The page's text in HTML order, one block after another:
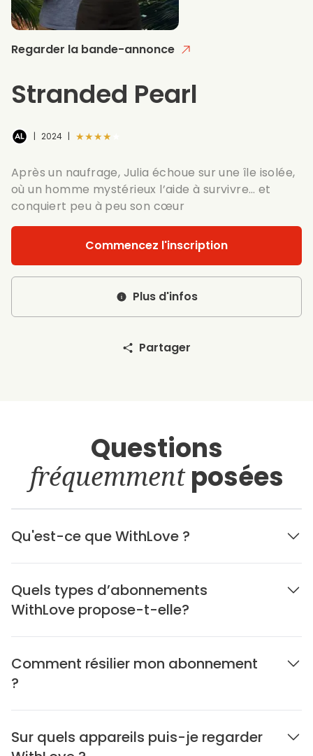
Regarder la bande-annonce
Stranded Pearl
| 2024 | ★★★★★
Après un naufrage, Julia échoue sur une île isolée,
où un homme mystérieux l’aide à survivre… et
conquiert peu à peu son cœur
Commencez l'inscription
Plus d'infos
Partager
Questions
fréquemmentposées
Qu'est-ce que WithLove ?
Quels types d’abonnements
WithLove propose-t-elle?
Comment résilier mon abonnement
?
Sur quels appareils puis-je regarder